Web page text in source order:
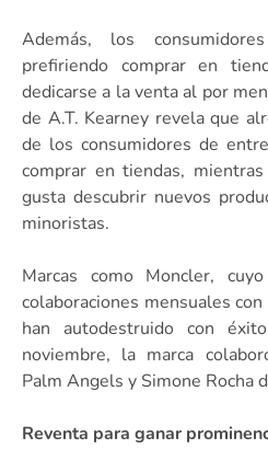
Además, los
prefiriendo comprar en
dedicarse a la venta al por
de A.T. Kearney revela que
de los consumidores de
comprar en tiendas,
gusta descubrir nuevos
minoristas.
Marcas como Moncler,
colaboraciones mensuales
han autodestruido con
noviembre, la marca
Palm Angels y Simone Rocha
Reventa para ganar